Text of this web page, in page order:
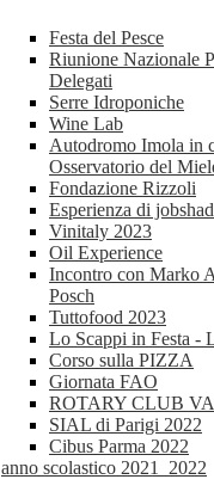
Festa del Pesce
Riunione Nazionale
Delegati
Serre Idroponiche
Wine Lab
Autodromo Imola in
Osservatorio del
Fondazione Rizzoli
Esperienza di
Vinitaly 2023
Oil Experience
Incontro con Marko
Posch
Tuttofood 2023
Lo Scappi in Festa -
Corso sulla PIZZA
Giornata FAO
ROTARY CLUB
SIAL di Parigi 2022
Cibus Parma 2022
anno scolastico 2021_2022